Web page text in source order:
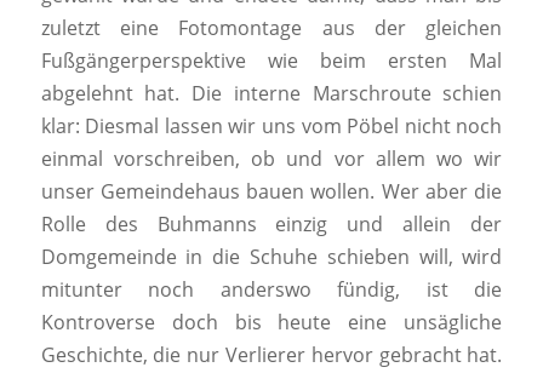
zuletzt eine Fotomontage aus der gleichen
Fußgängerperspektive wie beim ersten Mal
abgelehnt hat. Die interne Marschroute schien
klar: Diesmal lassen wir uns vom Pöbel nicht noch
einmal vorschreiben, ob und vor allem wo wir
unser Gemeindehaus bauen wollen. Wer aber die
Rolle des Buhmanns einzig und allein der
Domgemeinde in die Schuhe schieben will, wird
mitunter noch anderswo fündig, ist die
Kontroverse doch bis heute eine unsägliche
Geschichte, die nur Verlierer hervor gebracht hat.